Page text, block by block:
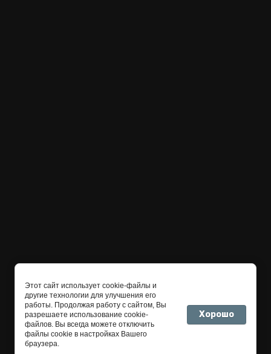
Этот сайт использует cookie-файлы и
другие технологии для улучшения его
работы. Продолжая работу с сайтом, Вы
разрешаете использование cookie-
файлов. Вы всегда можете отключить
файлы cookie в настройках Вашего
браузера.
Хорошо